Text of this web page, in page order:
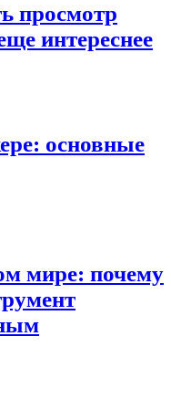
просмотр
интереснее
основные
мире: почему